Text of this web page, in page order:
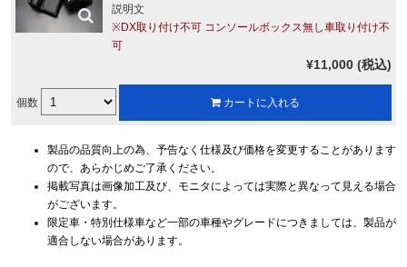
説明文
※DX取り付け不可 コンソールボックス無し車取り付け不
可
¥11,000 (税込)
個数 カートに入れる
製品の品質向上の為、予告なく仕様及び価格を変更することがあります
ので、あらかじめご了承ください。
掲載写真は画像加工及び、モニタによっては実際と異なって見える場合
がございます。
限定車・特別仕様車など一部の車種やグレードにつきましては、製品が
適合しない場合があります。